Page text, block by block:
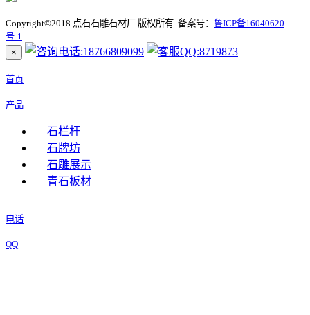
Copyright©2018 点石石雕石材厂 版权所有 备案号： 鲁ICP备16040620
号-1
×
首页
产品
石栏杆
石牌坊
石雕展示
青石板材
电话
QQ